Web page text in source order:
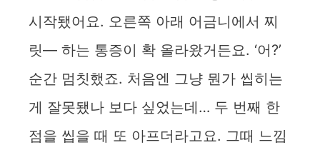
시작됐어요. 오른쪽 아래 어금니에서 찌
릿— 하는 통증이 확 올라왔거든요. ‘어?’
순간 멈칫했죠. 처음엔 그냥 뭔가 씹히는
게 잘못됐나 보다 싶었는데… 두 번째 한
점을 씹을 때 또 아프더라고요. 그때 느낌